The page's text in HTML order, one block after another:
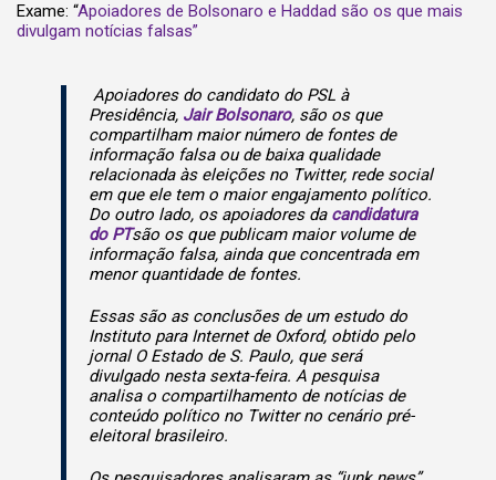
Exame: “Apoiadores de Bolsonaro e Haddad são os que mais
divulgam notícias falsas”
Apoiadores do candidato do PSL à
Presidência, Jair Bolsonaro, são os que
compartilham maior número de fontes de
informação falsa ou de baixa qualidade
relacionada às eleições no Twitter, rede social
em que ele tem o maior engajamento político.
Do outro lado, os apoiadores da candidatura
do PTsão os que publicam maior volume de
informação falsa, ainda que concentrada em
menor quantidade de fontes.
Essas são as conclusões de um estudo do
Instituto para Internet de Oxford, obtido pelo
jornal O Estado de S. Paulo, que será
divulgado nesta sexta-feira. A pesquisa
analisa o compartilhamento de notícias de
conteúdo político no Twitter no cenário pré-
eleitoral brasileiro.